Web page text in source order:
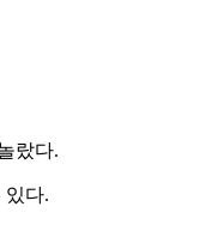
랐다.
있다.